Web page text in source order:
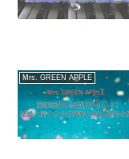
Mrs. GREEN APPLE